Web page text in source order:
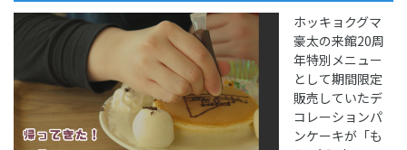
ホッキョクグマ
豪太の来館20周
年特別メニュー
として期間限定
販売していたデ
コレーションパ
ンケーキが「も